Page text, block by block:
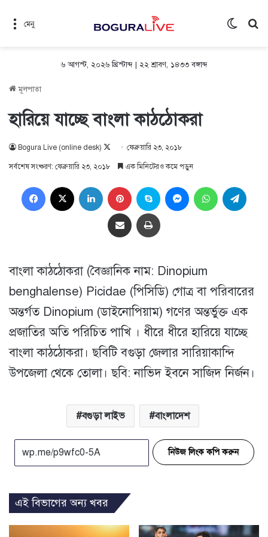
মেনু
৬ আগস্ট, ২০২৬ খ্রিস্টাব্দ| ২২ শ্রাবণ, ১৪৩৩ বঙ্গাব্দ
মূলপাতা
হারিয়ে যাচ্ছে বাংলা কাঠঠোকরা
Bogura Live (online desk)
Follow
on
ফেব্রুয়ারি ২৩, ২০১৮
সর্বশেষ সংষ্করণ: ফেব্রুয়ারি ২৩, ২০১৮ এক মিনিটেরও কমে পড়ুন
Facebook LinkedIn Pinterest Skype MessengerWhatsApp
Share via Email প্রিন্ট
বাংলা কাঠঠোকরা (বৈজ্ঞানিক নাম: Dinopium
benghalense) Picidae (পিসিডি) গোত্র বা পরিবারের
অন্তর্গত Dinopium (ডাইনোপিয়াম) গণের অন্তর্ভুক্ত এক
প্রজাতির অতি পরিচিত পাখি । ধীরে ধীরে হারিয়ে যাচ্ছে
বাংলা কাঠঠোকরা। ছবিটি বগুড়া জেলার সারিয়াকান্দি
উপজেলা থেকে তোলা। ছবি: নাভিদ ইবনে সাজিদ নির্জন।
বগুড়া লাইভ বাংলাদেশ
নিউজ লিংক কপি করুন
এই বিভাগের অন্য খবর